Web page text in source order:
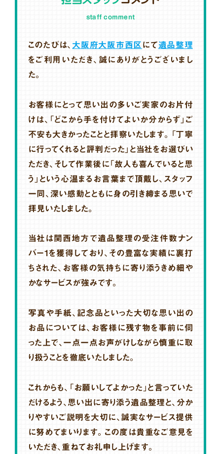
staff comment
このたびは、 大阪府大阪市西区 にて遺品整理
をご利用いただき、誠にありがとうございまし
た。
お客様にとって思い出の多いご実家のお片付
けは、「どこから手を付けてよいか分からず」ご
不安も大きかったことと拝察いたします。「丁寧
に行ってくれると評判だった」と当社をお選びい
ただき、そして作業後に「故人も喜んでいると思
う」という心温まるお言葉まで頂戴し、スタッフ
一同、深い感動とともに身の引き締まる思いで
拝見いたしました。
当社は関西地方で遺品整理の受注件数ナン
バー1を獲得しており、その豊富な実績に裏打
ちされた、お客様の気持ちに寄り添うきめ細や
かなサービスが強みです。
写真や手紙、記念品といった大切な思い出の
お品については、お客様に残す物を事前に伺
った上で、一点一点お声がけしながら慎重に取
り扱うことを徹底いたしました。
これからも、「お願いしてよかった」と言っていた
だけるよう、思い出に寄り添う遺品整理と、分か
りやすいご説明を大切に、誠実なサービス提供
に努めてまいります。この度は貴重なご意見を
いただき、重ねてお礼申し上げます。